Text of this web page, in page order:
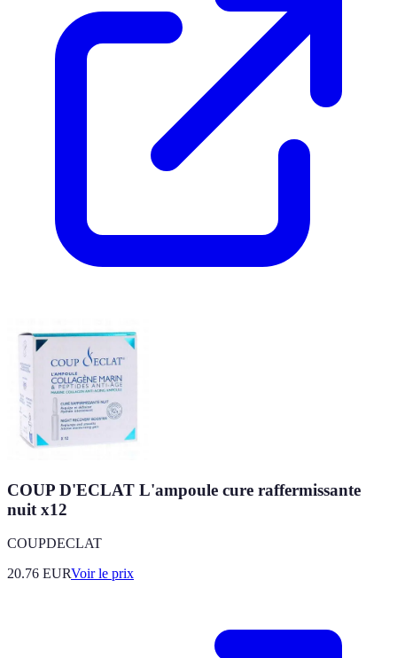
COUP D'ECLAT L'ampoule cure raffermissante
nuit x12
COUPDECLAT
20.76 EURVoir le prix